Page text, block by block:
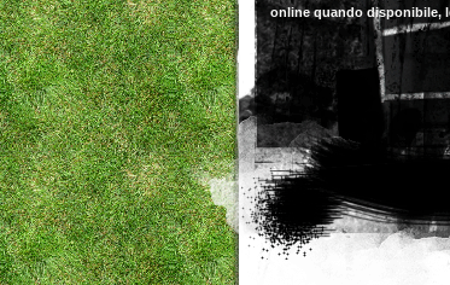
online quando disponibile,